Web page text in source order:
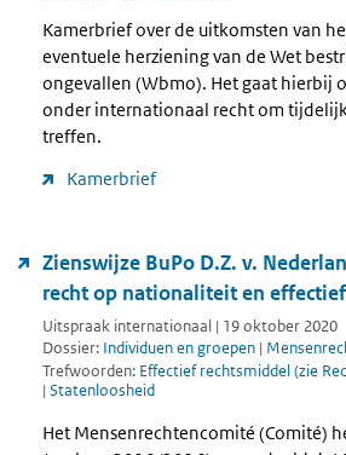
Kamerbrief over de uitkomsten van
eventuele herziening van de Wet
ongevallen (Wbmo). Het gaat hierbij
onder internationaal recht om
treffen.
Kamerbrief
Zienswijze BuPo D.Z. v.
recht op nationaliteit en
Uitspraak internationaal | 19 oktober 2020
Dossier: Individuen en groepen |
Trefwoorden: Effectief rechtsmiddel (zie
| Statenloosheid
Het Mensenrechtencomité (Comité)